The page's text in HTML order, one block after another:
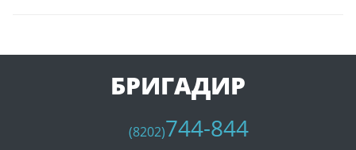
БРИГАДИР
(8202)744-844